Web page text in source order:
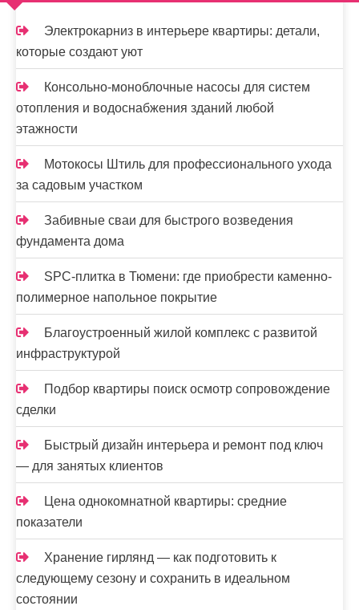
м
Электрокарниз в интерьере квартиры: детали,
которые создают уют
Консольно-моноблочные насосы для систем
отопления и водоснабжения зданий любой
этажности
Мотокосы Штиль для профессионального ухода
за садовым участком
Забивные сваи для быстрого возведения
фундамента дома
SPC-плитка в Тюмени: где приобрести каменно-
полимерное напольное покрытие
Благоустроенный жилой комплекс с развитой
инфраструктурой
Подбор квартиры поиск осмотр сопровождение
сделки
Быстрый дизайн интерьера и ремонт под ключ
— для занятых клиентов
Цена однокомнатной квартиры: средние
показатели
Хранение гирлянд — как подготовить к
следующему сезону и сохранить в идеальном
состоянии